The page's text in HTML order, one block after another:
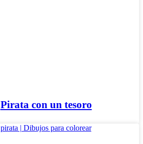
Pirata con un tesoro